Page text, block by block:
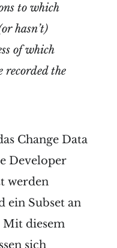
to which
hasn’t)
of which
recorded the
Change Data
Developer
werden
ein Subset an
Mit diesem
sich